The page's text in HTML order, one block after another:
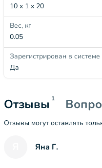
10 x 1 x 20
Вес, кг
0.05
Зарегистрирован в
Да
Отзывы 1
Отзывы могут оставлять
Яна Г.